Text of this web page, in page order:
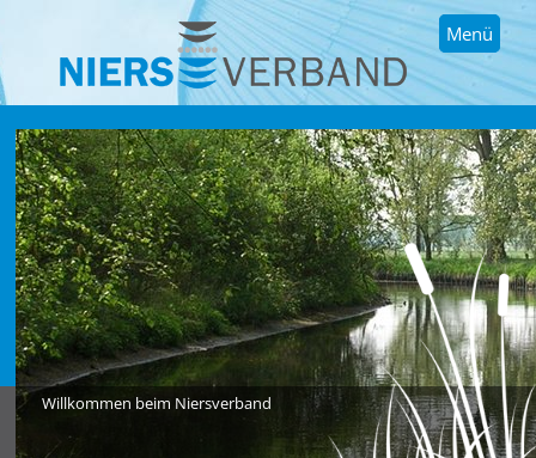
Menü
Willkommen beim Niersverband